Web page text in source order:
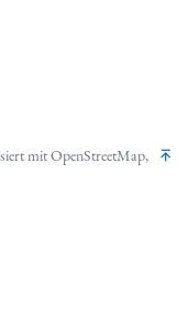
mitOpenStreetMap,